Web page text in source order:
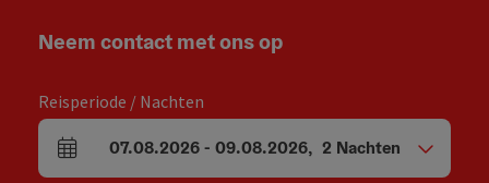
Neem contact met ons op
Reisperiode / Nachten
Velden voor aankomst en vertrek
07.08.2026- 09.08.2026, 2 Nachten